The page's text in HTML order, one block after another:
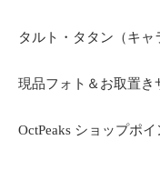
タルト・タタン（キャ
現品フォト＆お取置き
OctPeaks ショップポ